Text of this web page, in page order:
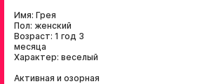
Имя: Грея
Пол: женский
Возраст: 1 год 3
месяца
Характер: веселый
Активная и озорная